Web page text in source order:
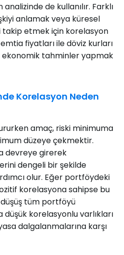
de kullanılır. Farklı
anlamak veya küresel
etmek için korelasyon
fiyatları ile döviz kurları
ekonomik tahminler yapmak
Korelasyon Neden
amaç, riski minimuma
düzeye çekmektir.
devreye girerek
dengeli bir şekilde
olur. Eğer portföydeki
korelasyona sahipse bu
tüm portföyü
düşük korelasyonlu varlıkları
dalgalanmalarına karşı